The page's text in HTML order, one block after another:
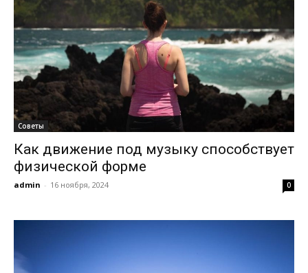
Советы
Как движение под музыку способствует
физической форме
admin - 16 ноября, 2024 0